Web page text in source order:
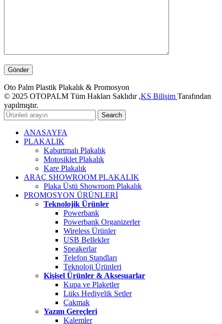
Oto Palm Plastik Plakalık & Promosyon
© 2025 OTOPALM Tüm Hakları Saklıdır ,KS Bilişim Tarafından
yapılmıştır.
Search
ANASAYFA
PLAKALIK
Kabartmalı Plakalık
Motosiklet Plakalık
Kare Plakalık
ARAÇ SHOWROOM PLAKALIK
Plaka Üstü Showroom Plakalık
PROMOSYON ÜRÜNLERİ
Teknolojik Ürünler
Powerbank
Powerbank Organizerler
Wireless Ürünler
USB Bellekler
Speakerlar
Telefon Standları
Teknoloji Ürünleri
Kişisel Ürünler & Aksesuarlar
Kupa ve Plaketler
Lüks Hediyelik Setler
Çakmak
Yazım Gereçleri
Kalemler